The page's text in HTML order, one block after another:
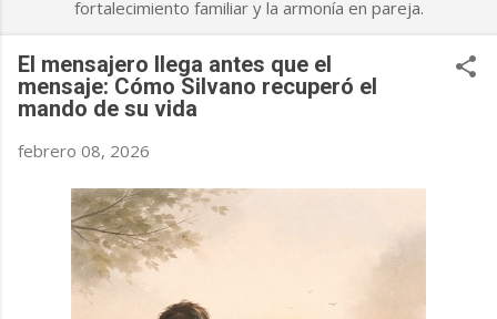
fortalecimiento familiar y la armonía en pareja.
El mensajero llega antes que el
mensaje: Cómo Silvano recuperó el
mando de su vida
febrero 08, 2026